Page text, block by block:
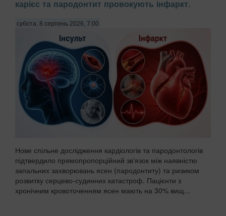
карієс та пародонтит провокують інфаркт.
субота, 8 серпень 2026, 7:00
Нове спільне дослідження кардіологів та пародонтологів
підтвердило прямопропорційний зв'язок між наявністю
запальних захворювань ясен (пародонтиту) та ризиком
розвитку серцево-судинних катастроф. Пацієнти з
хронічним кровоточенням ясен мають на 30% вищ...